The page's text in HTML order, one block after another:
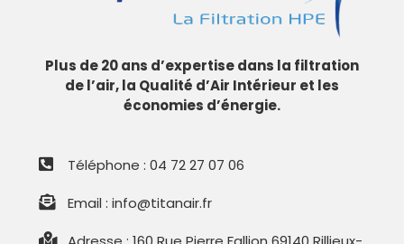
Plus de 20 ans d’expertise dans la filtration
de l’air, la Qualité d’Air Intérieur et les
économies d’énergie.
Téléphone : 04 72 27 07 06
Email : info@titanair.fr